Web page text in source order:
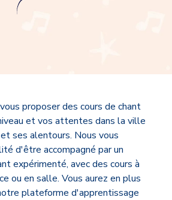
vous proposer des cours de chant
et vos attentes dans la ville
ses alentours. Nous vous
d'être accompagné par un
expérimenté, avec des cours à
ou en salle. Vous aurez en plus
plateforme d'apprentissage